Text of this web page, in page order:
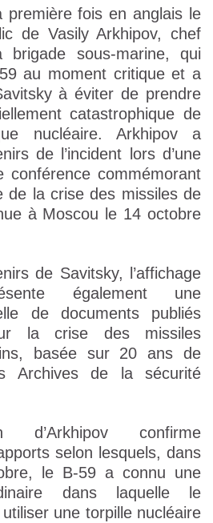
première fois en anglais le
de Vasily Arkhipov, chef
brigade sous-marine, qui
au moment critique et a
à éviter de prendre
catastrophique de
nucléaire. Arkhipov a
de l’incident lors d’une
conférence commémorant
de la crise des missiles de
à Moscou le 14 octobre
de Savitsky, l’affichage
également une
de documents publiés
la crise des missiles
basée sur 20 ans de
Archives de la sécurité
d’Arkhipov confirme
selon lesquels, dans
le B-59 a connu une
dans laquelle le
une torpille nucléaire